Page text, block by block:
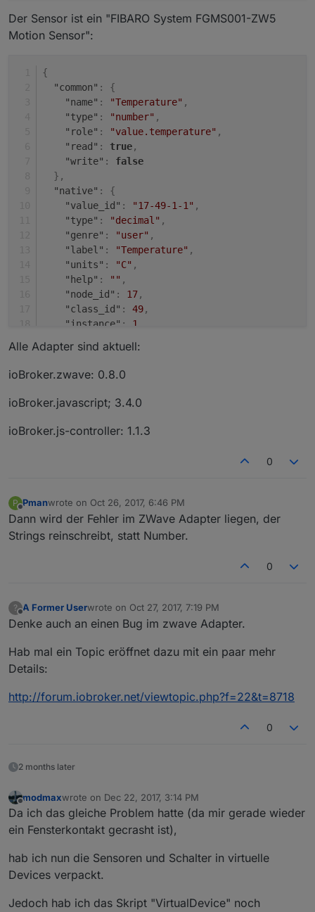
Der Sensor ist ein "FIBARO System FGMS001-ZW5
Motion Sensor":
{
"common" :
{
"name" : "Temperature" ,
"type" : "number" ,
"role" : "value.temperature" ,
"read" : true,
"write" :
false
} ,
"native" :
{
"value_id" : "17-49-1-1" ,
"type" : "decimal" ,
"genre" : "user" ,
"label" : "Temperature" ,
"units" : "C" ,
"help" : "" ,
"node_id" : 17,
"class_id" : 49,
"instance" : 1
"min": 0,
,
"write_only" :
"is_polled"
},
"state": 1636
},
"_id":
"state"
Alle Adapter sind aktuell:
ioBroker.zwave: 0.8.0
ioBroker.javascript; 3.4.0
ioBroker.js-controller: 1.1.3
0
P Pmanwrote on Oct 26, 2017, 6:46 PM
last edited by
Dann wird der Fehler im ZWave Adapter liegen, der
Strings reinschreibt, statt Number.
0
?
Offline
A Former Userwrote on Oct 27, 2017, 7:19 PM
last edited by
Denke auch an einen Bug im zwave Adapter.
Hab mal ein Topic eröffnet dazu mit ein paar mehr
Details:
http://forum.iobroker.net/viewtopic.php?f=22&t=8718
0
2 months later
Offline
modmaxwrote on Dec 22, 2017, 3:14 PM
last edited by
Da ich das gleiche Problem hatte (da mir gerade wieder
ein Fensterkontakt gecrasht ist),
hab ich nun die Sensoren und Schalter in virtuelle
Devices verpackt.
Jedoch hab ich das Skript "VirtualDevice" noch